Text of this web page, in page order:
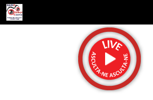
Skip to content